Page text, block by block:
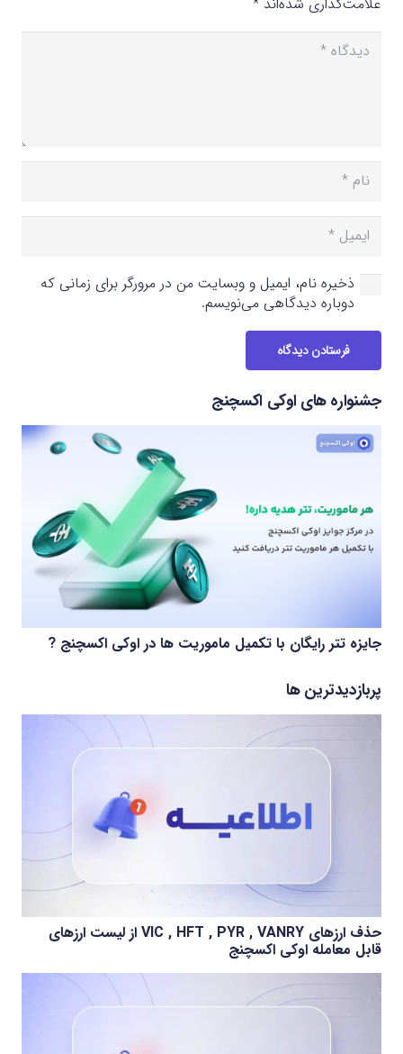
ذخیره نام، ایمیل و وبسایت من در مرورگر برای زمانی که
دوباره دیدگاهی می‌نویسم.
فرستادن دیدگاه
جشنواره های اوکی اکسچنج
جایزه تتر رایگان با تکمیل ماموریت ها در اوکی اکسچنج ?
پربازدیدترین ها
حذف ارزهای VIC , HFT , PYR , VANRY از لیست ارزهای
قابل معامله اوکی اکسچنج